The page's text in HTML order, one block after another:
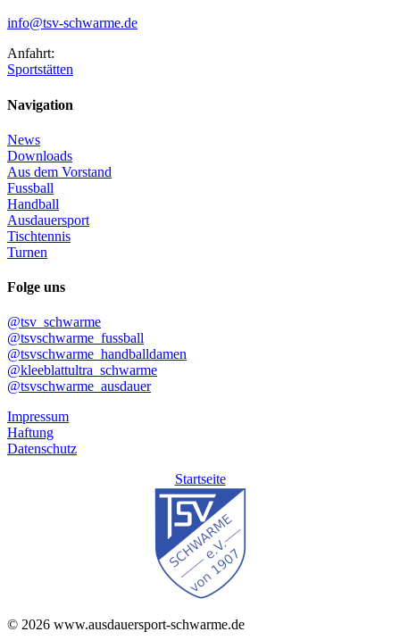
info@tsv-schwarme.de
Anfahrt:
Sportstätten
Navigation
News
Downloads
Aus dem Vorstand
Fussball
Handball
Ausdauersport
Tischtennis
Turnen
Folge uns
@tsv_schwarme
@tsvschwarme_fussball
@tsvschwarme_handballdamen
@kleeblattultra_schwarme
@tsvschwarme_ausdauer
Impressum
Haftung
Datenschutz
Startseite
© 2026 www.ausdauersport-schwarme.de